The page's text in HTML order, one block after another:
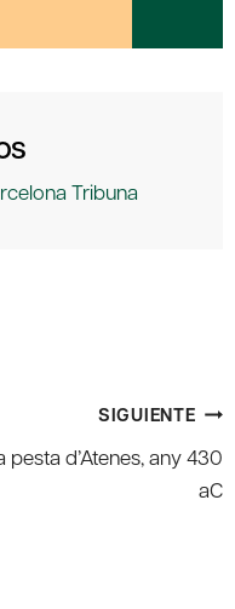
Tribuna
SIGUIENTE
pesta d’Atenes, any 430
aC